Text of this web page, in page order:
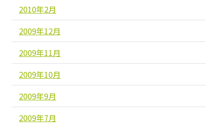
2010年2月
2009年12月
2009年11月
2009年10月
2009年9月
2009年7月